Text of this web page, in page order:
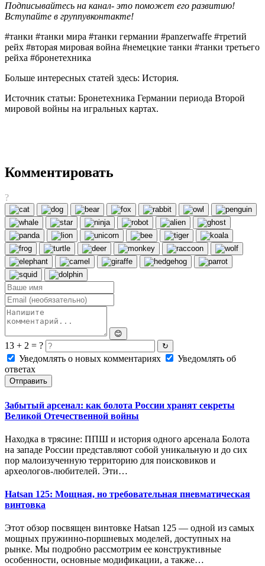
Подписывайтесь на канал- это поможет его развитию!
Вступайте в группувконтакте!
#танки #танки мира #танки германии #panzerwaffe #третий
рейх #вторая мировая война #немецкие танки #танки третьего
рейха #бронетехника
Больше интересных статей здесь: История.
Источник статьи: Бронетехника Германии периода Второй
мировой войны на игральных картах.
Комментировать
?
😊
13 + 2 = ? ↻
Уведомлять о новых комментариях
Уведомлять об
ответах
Отправить
Забытый арсенал: как болота России хранят секреты
Великой Отечественной войны
Находка в трясине: ППШ и история одного арсенала Болота
на западе России представляют собой уникальную и до сих
пор малоизученную территорию для поисковиков и
археологов-любителей. Эти…
Hatsan 125: Мощная, но требовательная пневматическая
винтовка
Этот обзор посвящен винтовке Hatsan 125 — одной из самых
мощных пружинно-поршневых моделей, доступных на
рынке. Мы подробно рассмотрим ее конструктивные
особенности, основные модификации, а также…